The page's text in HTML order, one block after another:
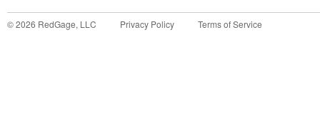
©2026 RedGage, LLC Privacy Policy Terms of Service